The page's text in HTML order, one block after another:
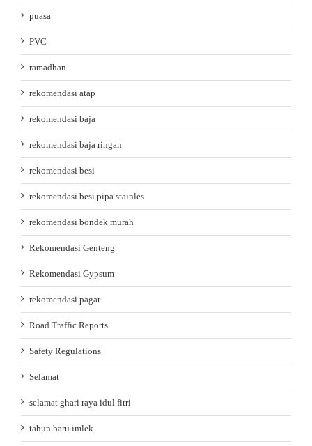
puasa
PVC
ramadhan
rekomendasi atap
rekomendasi baja
rekomendasi baja ringan
rekomendasi besi
rekomendasi besi pipa stainles
rekomendasi bondek murah
Rekomendasi Genteng
Rekomendasi Gypsum
rekomendasi pagar
Road Traffic Reports
Safety Regulations
Selamat
selamat ghari raya idul fitri
tahun baru imlek